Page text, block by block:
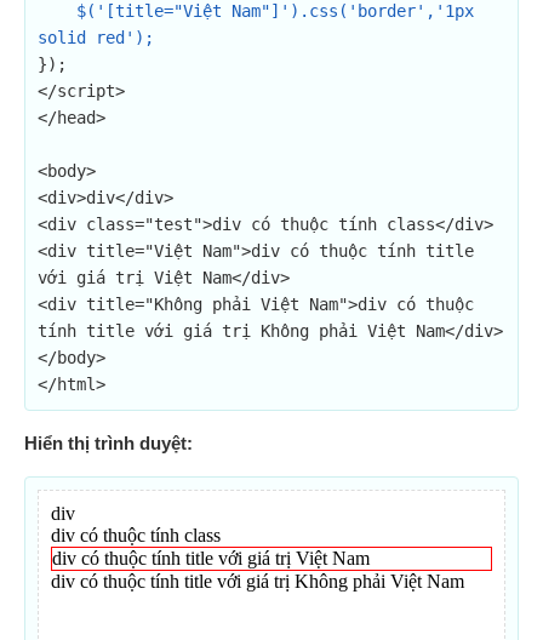
$('[title="Việt Nam"]').css('border','1px
solid red');
});
</script>
</head>
<body>
<div>div</div>
<div class="test">div có thuộc tính class</div>
<div title="Việt Nam">div có thuộc tính title
với giá trị Việt Nam</div>
<div title="Không phải Việt Nam">div có thuộc
tính title với giá trị Không phải Việt Nam</div>
</body>
</html>
Hiển thị trình duyệt: